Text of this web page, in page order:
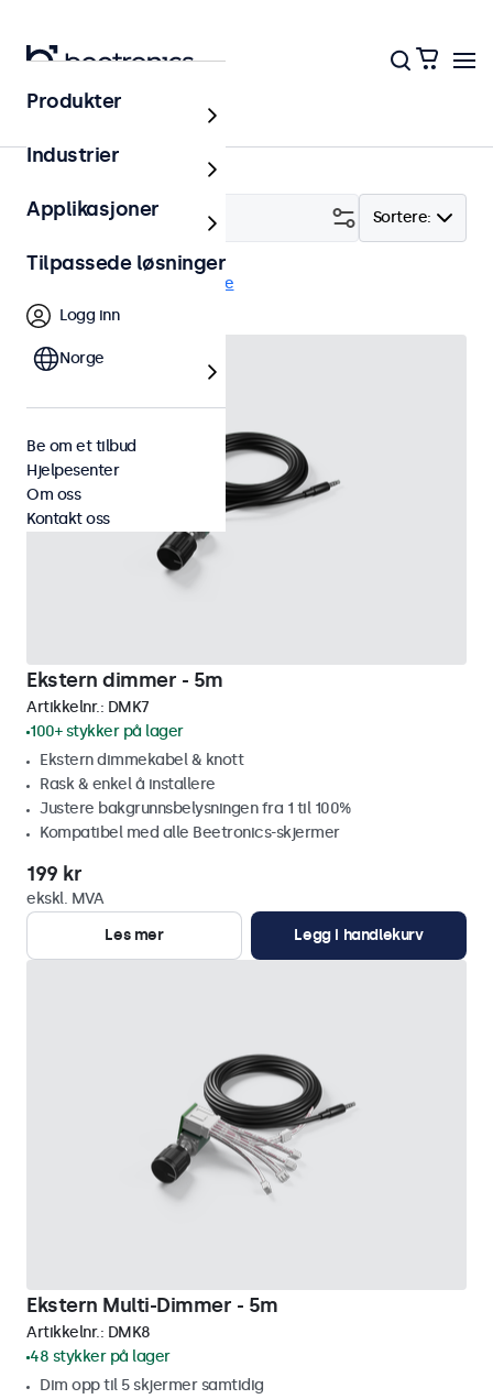
Tilbehør
Sortere:
Filter (2)
Fjern alle
Ekstern dimmer - 5m
Artikkelnr.: DMK7
100+ stykker på lager
Ekstern dimmekabel & knott
Rask & enkel å installere
Justere bakgrunnsbelysningen fra 1 til 100%
Kompatibel med alle Beetronics-skjermer
199 kr
ekskl. MVA
Les mer
Legg i handlekurv
Ekstern Multi-Dimmer - 5m
Artikkelnr.: DMK8
48 stykker på lager
Dim opp til 5 skjermer samtidig
Produkter
Industrier
Applikasjoner
Tilpassede løsninger
Logg inn
Norge
Be om et tilbud
Hjelpesenter
Om oss
Kontakt oss